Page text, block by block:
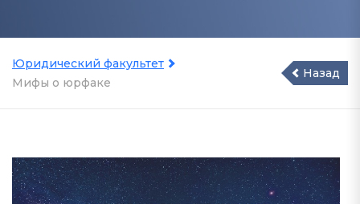
Юридический факультет
Мифы о юрфаке
Назад